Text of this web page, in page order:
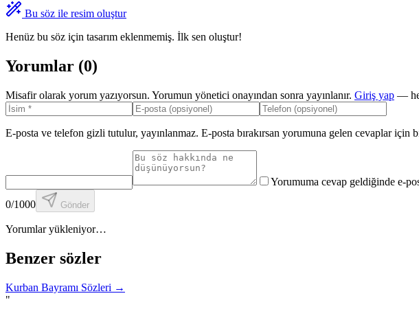
Bu söz ile resim oluştur
Henüz bu söz için tasarım eklenmemiş. İlk sen oluştur!
Yorumlar (0)
Misafir olarak yorum yazıyorsun. Yorumun yönetici onayından sonra yayınlanır. Giriş yap —
E-posta ve telefon gizli tutulur, yayınlanmaz. E-posta bırakırsan yorumuna gelen cevaplar için
Yorumuma cevap geldiğinde e-
0/1000 Gönder
Yorumlar yükleniyor…
Benzer sözler
Kurban Bayramı Sözleri →
"